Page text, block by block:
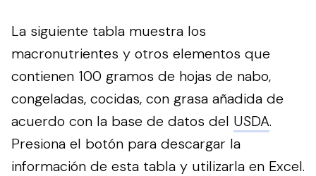
La siguiente tabla muestra los
macronutrientes y otros elementos que
contienen 100 gramos de hojas de nabo,
congeladas, cocidas, con grasa añadida de
acuerdo con la base de datos del USDA.
Presiona el botón para descargar la
información de esta tabla y utilizarla en Excel.